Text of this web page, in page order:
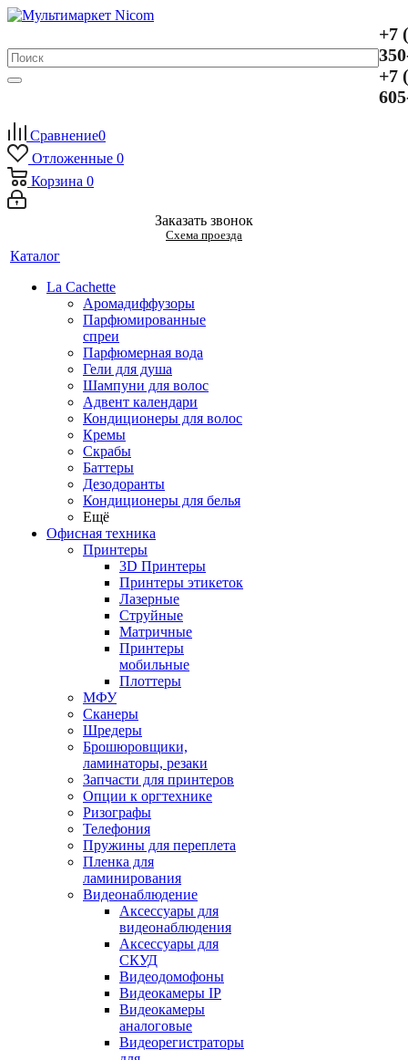
+7
+7
Сравнение0
Отложенные 0
Корзина 0
Заказать звонок
Схема проезда
Каталог
La Cachette
Аромадиффузоры
Парфюмированные
спреи
Парфюмерная вода
Гели для душа
Шампуни для волос
Адвент календари
Кондиционеры для волос
Кремы
Скрабы
Баттеры
Дезодоранты
Кондиционеры для белья
Ещё
Офисная техника
Принтеры
3D Принтеры
Принтеры этикеток
Лазерные
Струйные
Матричные
Принтеры
мобильные
Плоттеры
МФУ
Сканеры
Шредеры
Брошюровщики,
ламинаторы, резаки
Запчасти для принтеров
Опции к оргтехнике
Ризографы
Телефония
Пружины для переплета
Пленка для
ламинирования
Видеонаблюдение
Аксессуары для
видеонаблюдения
Аксессуары для
СКУД
Видеодомофоны
Видеокамеры IP
Видеокамеры
аналоговые
Видеорегистраторы